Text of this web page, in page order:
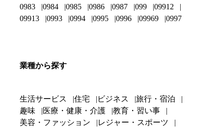
0983
0984 0985 0986 0987 099
09912
09913
0993 0994 0995 0996 09969 0997
業種から探す
生活サービス 住宅 ビジネス
旅行・宿泊
趣味
医療・健康・介護
教育・習い事
美容・ファッション
レジャー・スポーツ